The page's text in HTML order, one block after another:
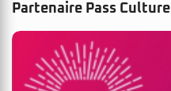
Partenaire Pass Culture